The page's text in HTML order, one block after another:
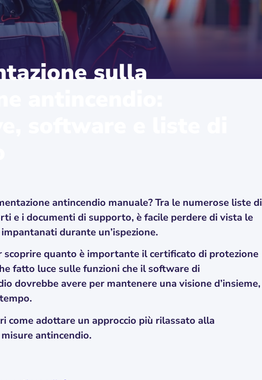
sulla
antincendio manuale? Tra le numerose liste di
e i documenti di supporto, è facile perdere di vista le
durante un’ispezione.
quanto è importante il certificato di protezione
fatto luce sulle funzioni che il software di
dovrebbe avere per mantenere una visione d’insieme,
come adottare un approccio più rilassato alla
antincendio.